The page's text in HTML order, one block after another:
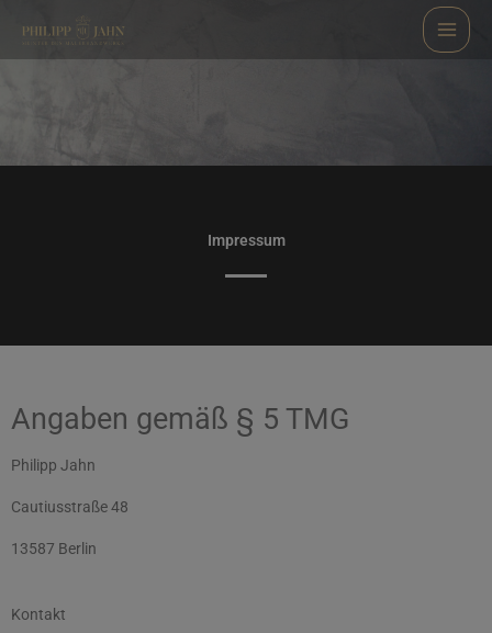
Inhalt
Impressum
Angaben gemäß § 5 TMG
Philipp Jahn
Cautiusstraße 48
13587 Berlin
Kontakt